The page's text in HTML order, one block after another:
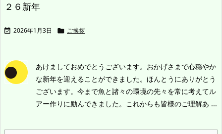
２６新年
 2026年1月3日  ご挨拶
あけましておめでとうございます。 おかげさまで心穏やか
な新年を迎えることができました。ほんとうにありがとう
ございます。 今まで魚と諸々の環境の先々を常に考えてル
アー作りに励んできました。これからも皆様のご理解あ ...